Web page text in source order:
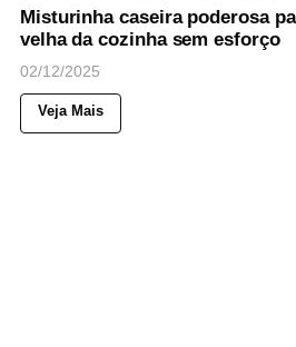
Misturinha caseira poderosa
velha da cozinha sem esforço
02/12/2025
Veja Mais